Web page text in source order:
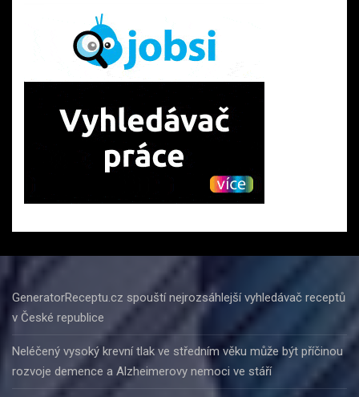
GeneratorReceptu.cz spouští nejrozsáhlejší vyhledávač receptů
v České republice
Neléčený vysoký krevní tlak ve středním věku může být příčinou
rozvoje demence a Alzheimerovy nemoci ve stáří